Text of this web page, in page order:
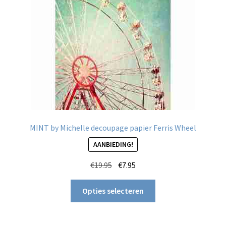
MINT by Michelle decoupage papier Ferris Wheel
AANBIEDING!
€19.95 Oorspronkelijke
prijs
was:
€19.95.
€7.95
prijs
is:
€7.95.
Opties selecteren